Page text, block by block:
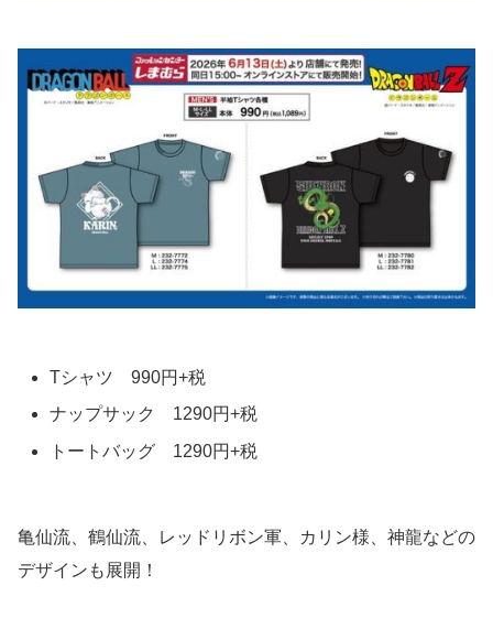
Tシャツ 990円+税
ナップサック 1290円+税
トートバッグ 1290円+税
亀仙流、鶴仙流、レッドリボン軍、カリン様、神龍などの
デザインも展開！